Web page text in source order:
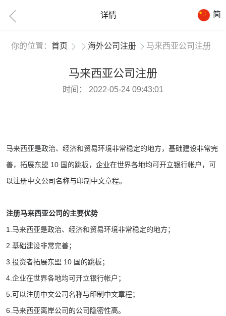
详情 简
你的位置：首页 海外公司注册 马来西亚公司注册
马来西亚公司注册
时间： 2022-05-24 09:43:01
马来西亚是政治、经济和贸易环境非常稳定的地方，基础建设非常完
善，拓展东盟 10 国的跳板，企业在世界各地均可开立银行帐户，可
以注册中文公司名称与印制中文章程。
注册马来西亚公司的主要优势
1.马来西亚是政治、经济和贸易环境非常稳定的地方；
2.基础建设非常完善；
3.投资者拓展东盟 10 国的跳板；
4.企业在世界各地均可开立银行帐户；
5.可以注册中文公司名称与印制中文章程；
6.马来西亚离岸公司的公司隐密性高。